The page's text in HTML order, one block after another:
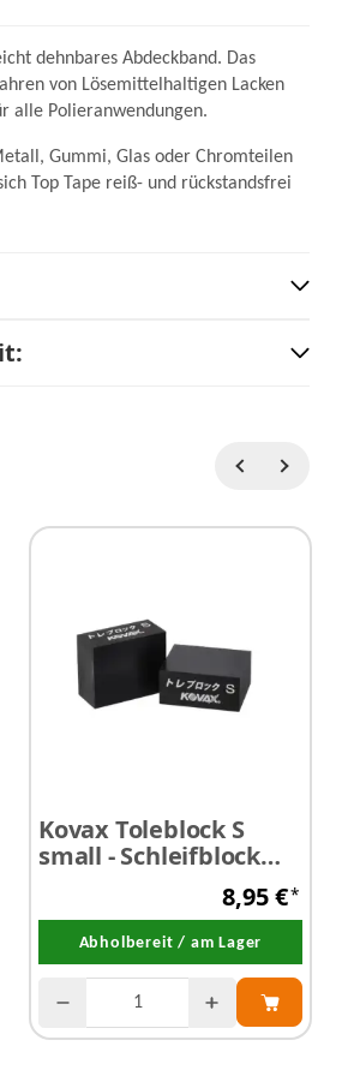
dehnbares Abdeckband. Das
von Lösemittelhaltigen Lacken
alle Polieranwendungen.
Gummi, Glas oder Chromteilen
Top Tape reiß- und rückstandsfrei
Kovax Toleblock S
small - Schleifblock
8,95 €*
Abholbereit / am Lager